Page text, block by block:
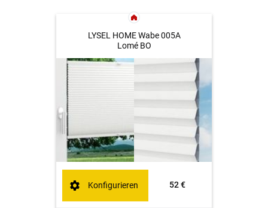
LYSEL HOME Wabe 005A
Lomé BO
52 €
Konfigurieren